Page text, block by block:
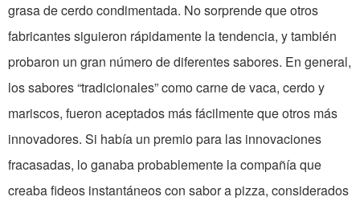
grasa de cerdo condimentada. No sorprende que otros
fabricantes siguieron rápidamente la tendencia, y también
probaron un gran número de diferentes sabores. En general,
los sabores “tradicionales” como carne de vaca, cerdo y
mariscos, fueron aceptados más fácilmente que otros más
innovadores. Si había un premio para las innovaciones
fracasadas, lo ganaba probablemente la compañía que
creaba fideos instantáneos con sabor a pizza, considerados